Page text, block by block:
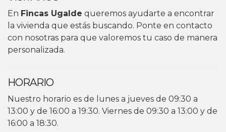
En Fincas Ugalde queremos ayudarte a encontrar
la vivienda que estás buscando. Ponte en contacto
con nosotras para que valoremos tu caso de manera
personalizada.
HORARIO
Nuestro horario es de lunes a jueves de 09:30 a
13:00 y de 16:00 a 19:30. Viernes de 09:30 a 13:00 y de
16:00 a 18:30.